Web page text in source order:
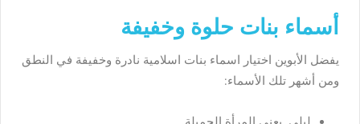
أسماء بنات حلوة وخفيفة
يفضل الأبوين اختيار اسماء بنات اسلامية نادرة وخفيفة في النطق
ومن أشهر تلك الأسماء: